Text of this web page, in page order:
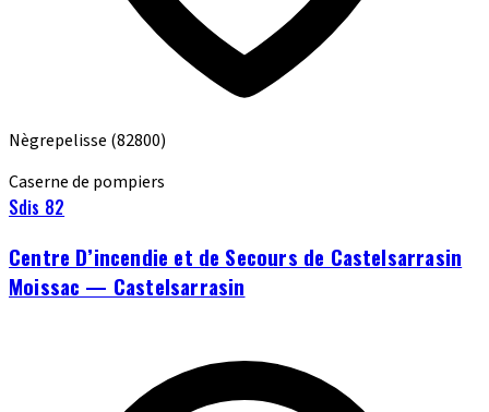
Nègrepelisse (82800)
Caserne de pompiers
Sdis 82
Centre D’incendie et de Secours de Castelsarrasin
Moissac — Castelsarrasin